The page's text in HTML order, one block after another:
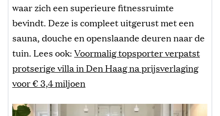
waar zich een superieure fitnessruimte
bevindt. Deze is compleet uitgerust met een
sauna, douche en openslaande deuren naar de
tuin. Lees ook:Voormalig topsporter verpatst
protserige villa in Den Haag na prijsverlaging
voor € 3,4 miljoen